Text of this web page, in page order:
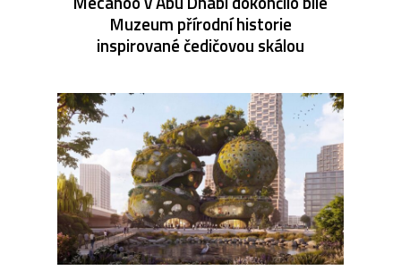
Muzeum přírodní historie
inspirované čedičovou skálou